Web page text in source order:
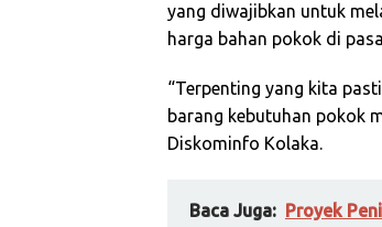
yang diwajibkan untuk
harga bahan pokok di
“Terpenting yang kita
barang kebutuhan pokok
Diskominfo Kolaka.
Baca Juga: Proyek